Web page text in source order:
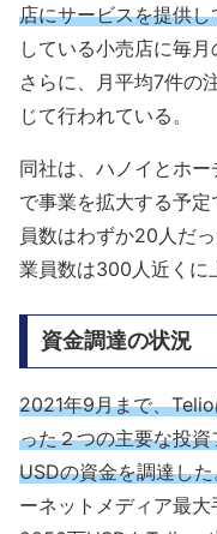
店にサービスを提供し
している小売店に毎月
さらに、月平均7件の
じて行われている。
同社は、ハノイとホ
で事業を拡大する予
員数はわずか20人だ
業員数は300人近くに
資金調達の状況
2021年9月まで、
った２つの主要な投
USDの資金を調達し
ーネットメディア最